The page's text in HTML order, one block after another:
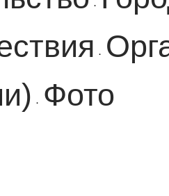
·
·
·
Фото